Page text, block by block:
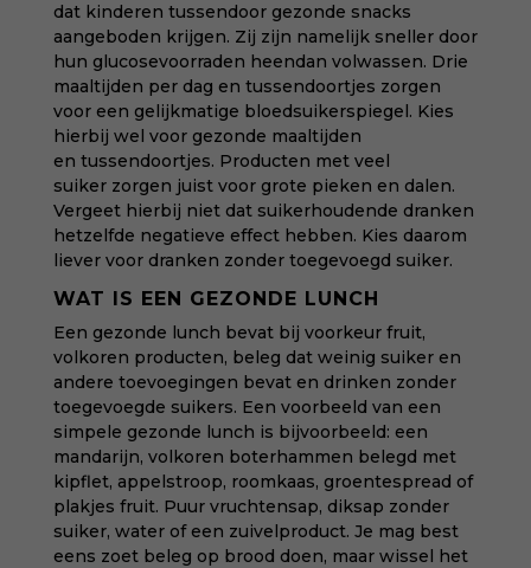
dat kinderen tussendoor gezonde snacks
aangeboden krijgen. Zij zijn namelijk sneller door
hun glucosevoorraden heendan volwassen. Drie
maaltijden per dag en tussendoortjes zorgen
voor een gelijkmatige bloedsuikerspiegel. Kies
hierbij wel voor gezonde maaltijden
en tussendoortjes. Producten metveel
suikerzorgen juist voor grote pieken en dalen.
Vergeet hierbij niet dat suikerhoudende dranken
hetzelfde negatieve effect hebben. Kies daarom
liever voor dranken zonder toegevoegd suiker.
WAT IS EEN GEZONDE LUNCH
Een gezonde lunch bevat bij voorkeur fruit,
volkoren producten, beleg dat weinig suiker en
andere toevoegingen bevat en drinken zonder
toegevoegde suikers. Een voorbeeld van een
simpele gezonde lunch is bijvoorbeeld: een
mandarijn, volkoren boterhammen belegd met
kipflet, appelstroop, roomkaas, groentespread of
plakjes fruit. Puur vruchtensap, diksap zonder
suiker, water of een zuivelproduct. Je mag best
eens zoet beleg op brood doen, maar wissel het